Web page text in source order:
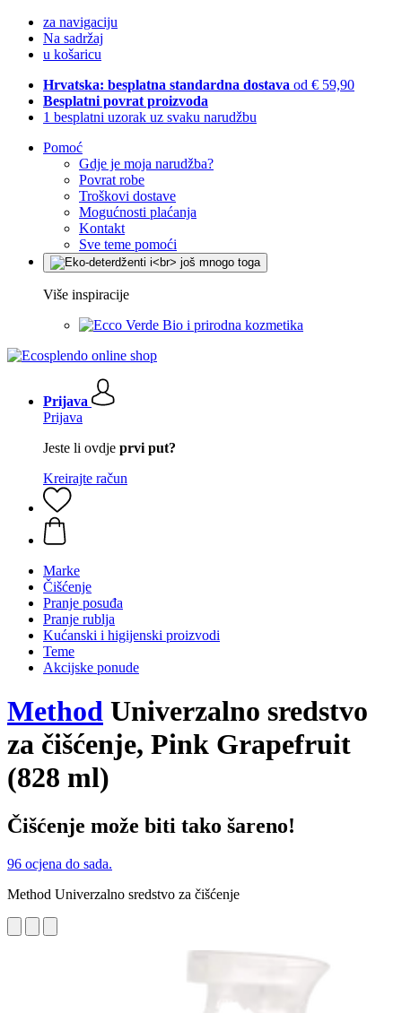
za navigaciju
Na sadržaj
u košaricu
Hrvatska: besplatna standardna dostava od € 59,90
Besplatni povrat proizvoda
1 besplatni uzorak uz svaku narudžbu
Pomoć
Gdje je moja narudžba?
Povrat robe
Troškovi dostave
Mogućnosti plaćanja
Kontakt
Sve teme pomoći
Više inspiracije
Bio i prirodna kozmetika
Prijava
Prijava
Jeste li ovdje prvi put?
Kreirajte račun
Marke
Čišćenje
Pranje posuđa
Pranje rublja
Kućanski i higijenski proizvodi
Teme
Akcijske ponude
Method Univerzalno sredstvo
za čišćenje, Pink Grapefruit
(828 ml)
Čišćenje može biti tako šareno!
96 ocjena do sada.
Method Univerzalno sredstvo za čišćenje